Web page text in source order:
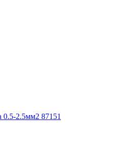
2.5мм2 87151